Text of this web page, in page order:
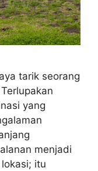
tarik seorang
yang
menjadi
itu